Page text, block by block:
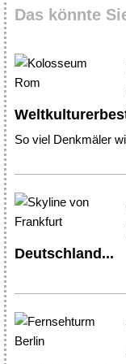
Das könnte
So viel Denkmäler
Deutschland...